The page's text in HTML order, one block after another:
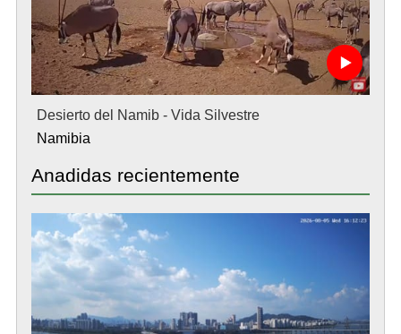
Desierto del Namib - Vida Silvestre
Namibia
Anadidas recientemente